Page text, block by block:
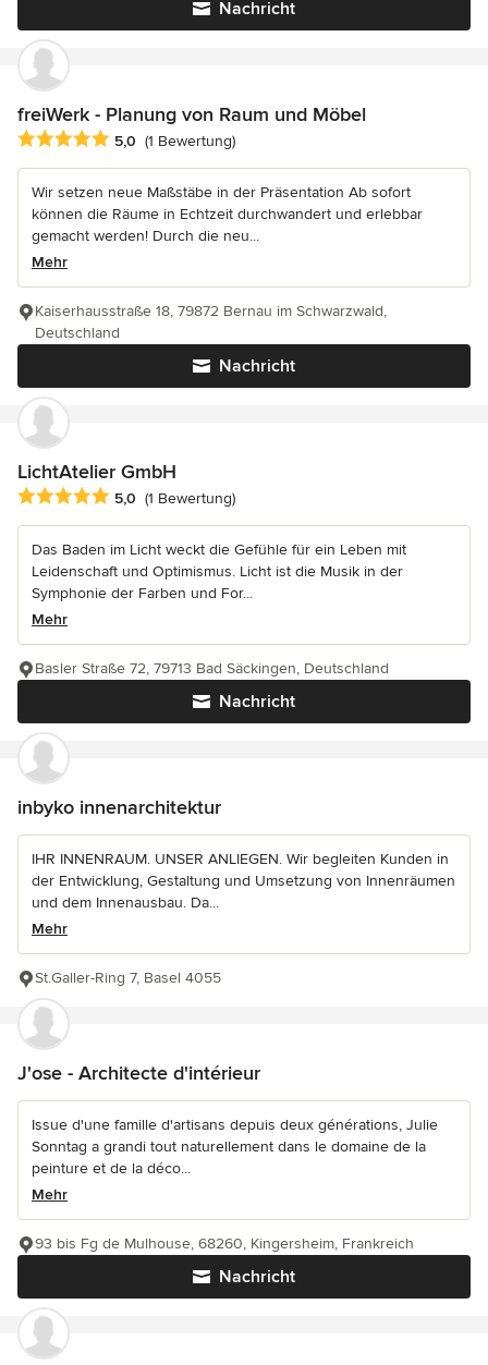
Nachricht
freiWerk - Planung von Raum und Möbel
Durchschnittliche Bewertung: 5 von 5 Sternen
5,0 (1 Bewertung)
Wir setzen neue Maßstäbe in der Präsentation Ab sofort
können die Räume in Echtzeit durchwandert und erlebbar
gemacht werden! Durch die neu...
Mehr
Nachricht
Kaiserhausstraße 18, 79872 Bernau im Schwarzwald,
Deutschland
LichtAtelier GmbH
Durchschnittliche Bewertung: 5 von 5 Sternen
5,0 (1 Bewertung)
Das Baden im Licht weckt die Gefühle für ein Leben mit
Leidenschaft und Optimismus. Licht ist die Musik in der
Symphonie der Farben und For...
Mehr
Nachricht
Basler Straße 72, 79713 Bad Säckingen, Deutschland
inbyko innenarchitektur
IHR INNENRAUM. UNSER ANLIEGEN. Wir begleiten Kunden in
der Entwicklung, Gestaltung und Umsetzung von Innenräumen
und dem Innenausbau. Da...
Mehr
St.Galler-Ring 7, Basel 4055
J'ose - Architecte d'intérieur
Issue d'une famille d'artisans depuis deux générations, Julie
Sonntag a grandi tout naturellement dans le domaine de la
peinture et de la déco...
Mehr
Nachricht
93 bis Fg de Mulhouse, 68260, Kingersheim, Frankreich